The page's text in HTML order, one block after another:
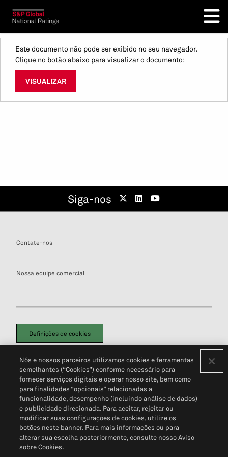
Este documento não pode ser exibido no seu navegador.
Clique no botão abaixo para visualizar o documento:
VISUALIZAR
Siga-nos
Contate-nos
Nossa equipe comercial
Definições de cookies
Política de PrivacidadePortal de privacidade do cliente (em inglês)
Não Venda Minhas Informações Pessoais© 2026 S&P Global
Nós e nossos parceiros utilizamos cookies e ferramentas
semelhantes (“Cookies”) conforme necessário para
fornecer serviços digitais e operar nosso site, bem como
para finalidades “opcionais” relacionadas a
funcionalidade, desempenho (incluindo análise de dados)
e publicidade direcionada. Para aceitar, rejeitar ou
modificar suas configurações de cookies, utilize os
botões neste banner. Para mais informações ou para
alterar sua escolha posteriormente, consulte nosso Aviso
sobre Cookies.